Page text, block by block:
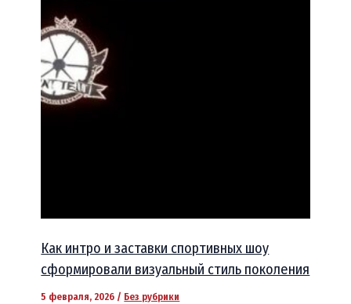
Как интро и заставки спортивных шоу
сформировали визуальный стиль поколения
5 февраля, 2026 / Без рубрики